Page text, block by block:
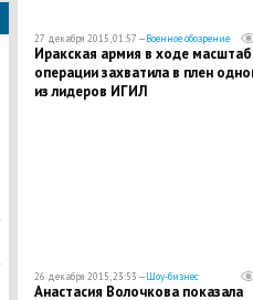
27 декабря 2015, 01:57 —Военное обозрение
Иракская армия в ходе
операции захватила в плен
из лидеров ИГИЛ
26 декабря 2015, 23:53 —Шоу-бизнес
Анастасия Волочкова показала